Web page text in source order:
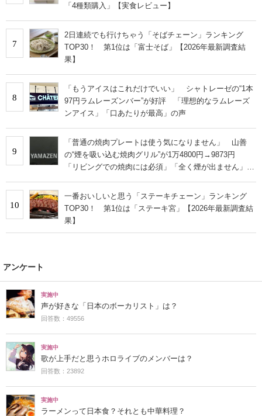
「4種類購入」【実食レビュー】
7
2日連続でも行けちゃう「そばチェーン」ランキング
TOP30！ 第1位は「富士そば」【2026年最新調査結
果】
8
「もうアイスはこれだけでいい」 シャトレーゼの“1本
97円ラムレーズンバー”が好評 「理想的なラムレーズ
ンアイス」「口あたりが最高」の声
9
「普通の焼肉プレートは使う気になりません」 山善
の“煙を吸い込む焼肉グリル”が1万4800円→9873円
「リビングでの焼肉には必須」「全く煙が出ません」と
10
一番おいしいと思う「ステーキチェーン」ランキング
TOP30！ 第1位は「ステーキ宮」【2026年最新調査結
果】
アンケート
実施中
声が好きな「日本のボーカリスト」は？
回答数：49556
実施中
歌が上手だと思うホロライブのメンバーは？
回答数：23892
実施中
ラーメンって日本食？それとも中華料理？